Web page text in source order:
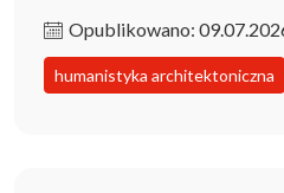
Opublikowano:
humanistyka architektoniczna